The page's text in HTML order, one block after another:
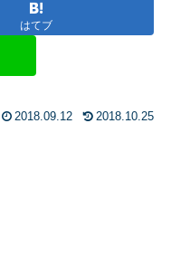
はてブ
2018.09.12 2018.10.25